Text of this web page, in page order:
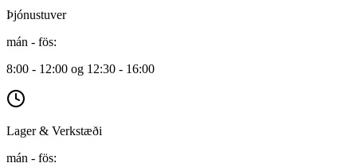
Þjónustuver
mán - fös:
8:00 - 12:00 og 12:30 - 16:00
Lager & Verkstæði
mán - fös: